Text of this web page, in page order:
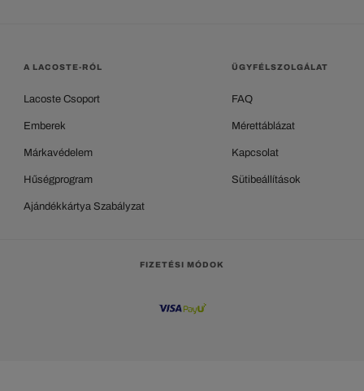
A LACOSTE-RÓL
Lacoste Csoport
Emberek
Márkavédelem
Hűségprogram
Ajándékkártya Szabályzat
ÜGYFÉLSZOLGÁLAT
FAQ
Mérettáblázat
Kapcsolat
Sütibeállítások
FIZETÉSI MÓDOK